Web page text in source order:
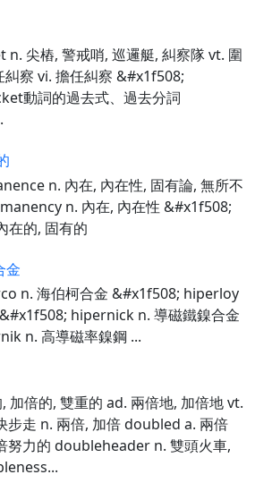
尖樁, 警戒哨, 巡邏艇, 糾察隊 vt. 圍
察 vi. 擔任糾察 &#x1f508;
動詞的過去式、過去分詞
n. 內在, 內在性, 固有論, 無所不
n. 內在, 內在性 &#x1f508;
在的, 固有的
金
n. 海伯柯合金 &#x1f508; hiperloy
hipernick n. 導磁鐵鎳合金
n. 高導磁率鎳鋼 ...
加倍的, 雙重的 ad. 兩倍地, 加倍地 vt.
步走 n. 兩倍, 加倍 doubled a. 兩倍
努力的 doubleheader n. 雙頭火車,